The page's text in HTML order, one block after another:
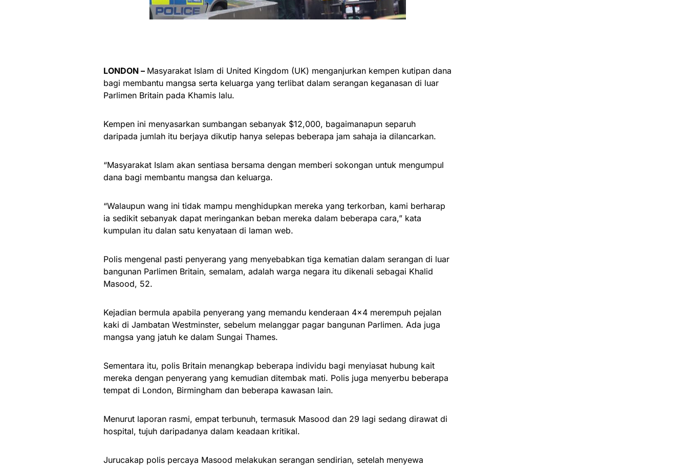
LONDON – Masyarakat Islam di United Kingdom (UK) menganjurkan kempen kutipan dana
bagi membantu mangsa serta keluarga yang terlibat dalam serangan keganasan di luar
Parlimen Britain pada Khamis lalu.
Kempen ini menyasarkan sumbangan sebanyak $12,000, bagaimanapun separuh
daripada jumlah itu berjaya dikutip hanya selepas beberapa jam sahaja ia dilancarkan.
“Masyarakat Islam akan sentiasa bersama dengan memberi sokongan untuk mengumpul
dana bagi membantu mangsa dan keluarga.
“Walaupun wang ini tidak mampu menghidupkan mereka yang terkorban, kami berharap
ia sedikit sebanyak dapat meringankan beban mereka dalam beberapa cara,” kata
kumpulan itu dalan satu kenyataan di laman web.
Polis mengenal pasti penyerang yang menyebabkan tiga kematian dalam serangan di luar
bangunan Parlimen Britain, semalam, adalah warga negara itu dikenali sebagai Khalid
Masood, 52.
Kejadian bermula apabila penyerang yang memandu kenderaan 4×4 merempuh pejalan
kaki di Jambatan Westminster, sebelum melanggar pagar bangunan Parlimen. Ada juga
mangsa yang jatuh ke dalam Sungai Thames.
Sementara itu, polis Britain menangkap beberapa individu bagi menyiasat hubung kait
mereka dengan penyerang yang kemudian ditembak mati. Polis juga menyerbu beberapa
tempat di London, Birmingham dan beberapa kawasan lain.
Menurut laporan rasmi, empat terbunuh, termasuk Masood dan 29 lagi sedang dirawat di
hospital, tujuh daripadanya dalam keadaan kritikal.
Jurucakap polis percaya Masood melakukan serangan sendirian, setelah menyewa